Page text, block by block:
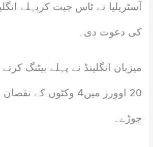
آسٹریلیا نے ٹاس جیت کرپہلے
کی دعوت دی۔
میزبان انگلینڈ نے پہلے بیٹنگ
جوڑے۔